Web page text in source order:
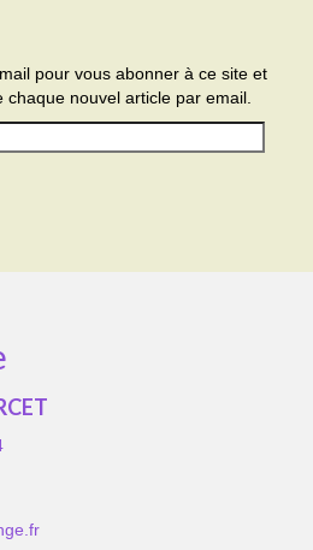
pour vous abonner à ce site et
nouvel article par email.